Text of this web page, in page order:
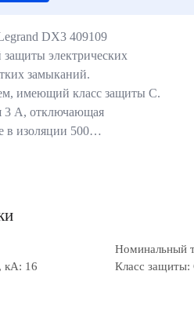
DX3 409109
защиты электрических
замыканий.
имеющий класс защиты С.
3 А, отключающая
в изоляции 500…
Номинальный
кА: 16
Класс защиты: